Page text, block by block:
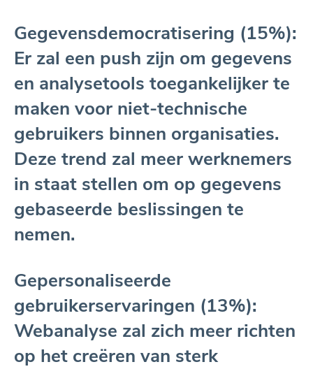
Gegevensdemocratisering (15%):
Er zal een push zijn om gegevens
en analysetools toegankelijker te
maken voor niet-technische
gebruikers binnen organisaties.
Deze trend zal meer werknemers
in staat stellen om op gegevens
gebaseerde beslissingen te
nemen.
Gepersonaliseerde
gebruikerservaringen (13%):
Webanalyse zal zich meer richten
op het creëren van sterk